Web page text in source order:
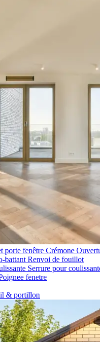
porte fenêtre
Crémone
battant Renvoi de fouillot
Serrure pour
fenetre
& portillon